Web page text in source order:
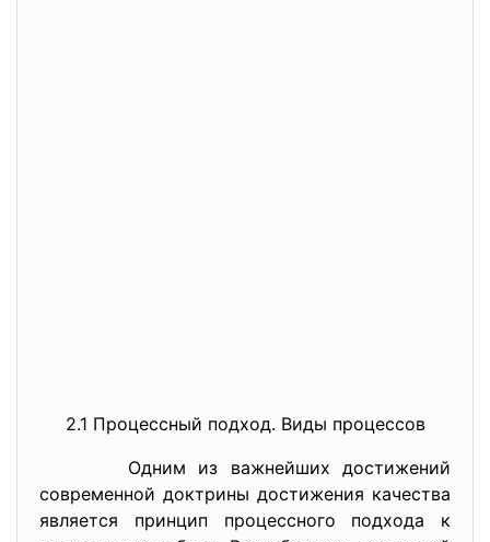
2.1 Процессный подход. Виды процессов
Одним из важнейших достижений
современной доктрины достижения качества
является принцип процессного подхода к